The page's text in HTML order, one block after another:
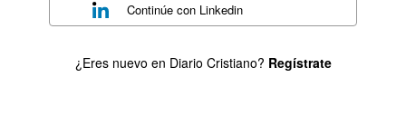
Continúe con Linkedin
¿Eres nuevo en Diario Cristiano? Regístrate